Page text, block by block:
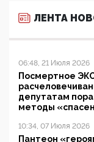
ЛЕНТА
06:48, 21 Июля 2026
Посмертное
депутатам
методы
10:34, 07 Июля 2026
Пантеон